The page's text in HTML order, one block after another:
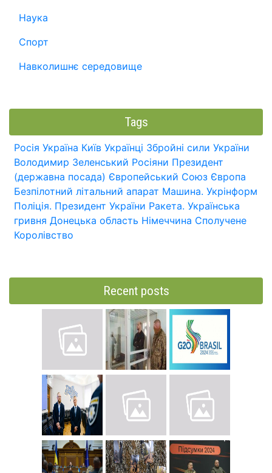
Наука
Спорт
Навколишнє середовище
Tags
Росія Україна Київ Українці Збройні сили України
Володимир Зеленський Росіяни Президент
(державна посада) Європейський Союз Європа
Безпілотний літальний апарат Машина. Укрінформ
Поліція. Президент України Ракета. Українська
гривня Донецька область Німеччина Сполучене
Королівство
Recent posts